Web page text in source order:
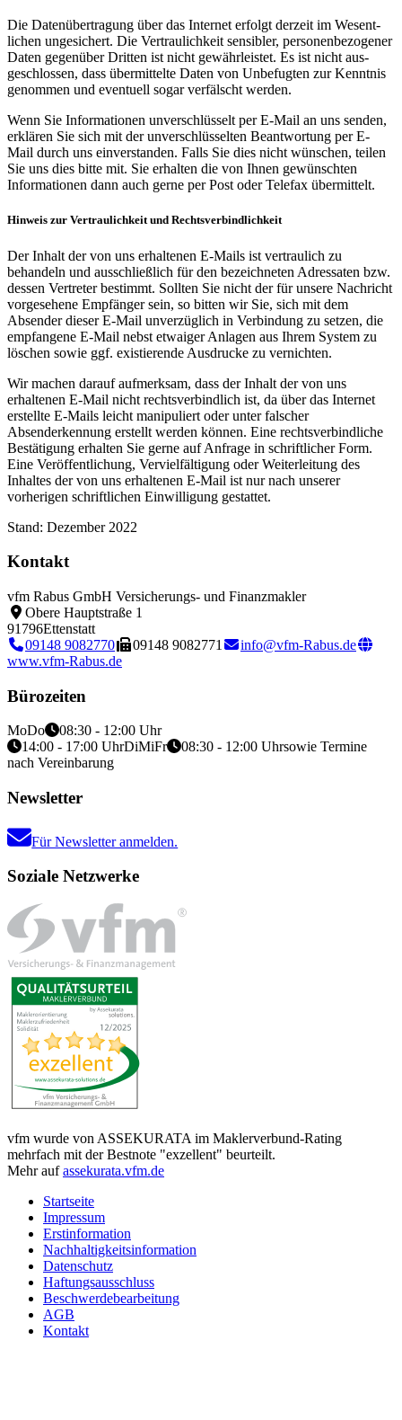
Die Daten­übertragung über das Internet erfolgt derzeit im Wesent­
lichen ungesichert. Die Vertraulich­keit sensibler, personen­bezogener
Daten gegen­über Dritten ist nicht gewähr­leistet. Es ist nicht aus­
geschlossen, dass über­mittelte Daten von Unbefugten zur Kenntnis
genommen und eventuell sogar verfälscht werden.
Wenn Sie Informationen unver­schlüsselt per E-Mail an uns senden,
erklären Sie sich mit der unver­schlüsselten Beant­wortung per E-
Mail durch uns einver­standen. Falls Sie dies nicht wünschen, teilen
Sie uns dies bitte mit. Sie erhalten die von Ihnen gewünschten
Informa­tionen dann auch gerne per Post oder Telefax über­mittelt.
Hinweis zur Vertraulichkeit und Rechtsverbindlichkeit
Der Inhalt der von uns erhaltenen E-Mails ist vertraulich zu
behandeln und ausschließlich für den bezeichneten Adressaten bzw.
dessen Vertreter bestimmt. Sollten Sie nicht der für unsere Nachricht
vorgesehene Empfänger sein, so bitten wir Sie, sich mit dem
Absender dieser E-Mail unverzüglich in Verbindung zu setzen, die
empfangene E-Mail nebst etwaiger Anlagen aus Ihrem System zu
löschen sowie ggf. existierende Ausdrucke zu vernichten.
Wir machen darauf aufmerksam, dass der Inhalt der von uns
erhaltenen E-Mail nicht rechtsverbindlich ist, da über das Internet
erstellte E-Mails leicht manipuliert oder unter falscher
Absenderkennung erstellt werden können. Eine rechtsverbindliche
Bestätigung erhalten Sie gerne auf Anfrage in schriftlicher Form.
Eine Veröffentlichung, Vervielfältigung oder Weiterleitung des
Inhaltes der von uns erhaltenen E-Mail ist nur nach unserer
vorherigen schriftlichen Einwilligung gestattet.
Stand: Dezember 2022
Kontakt
vfm Rabus GmbH Versicherungs- und Finanzmakler
Obere Hauptstraße 1
91796Ettenstatt
09148 9082770
09148 9082771
info@vfm-Rabus.de
www.vfm-Rabus.de
Bürozeiten
MoDo
08:30 - 12:00 Uhr
14:00 - 17:00 UhrDiMiFr 08:30 - 12:00 Uhrsowie Termine
nach Vereinbarung
Newsletter
Für Newsletter anmelden.
Soziale Netzwerke
vfm wurde von ASSEKURATA im Maklerverbund-Rating
mehrfach mit der Bestnote "exzellent" beurteilt.
Mehr aufassekurata.vfm.de
Startseite
Impressum
Erstinformation
Nachhaltigkeitsinformation
Datenschutz
Haftungsausschluss
Beschwerdebearbeitung
AGB
Kontakt